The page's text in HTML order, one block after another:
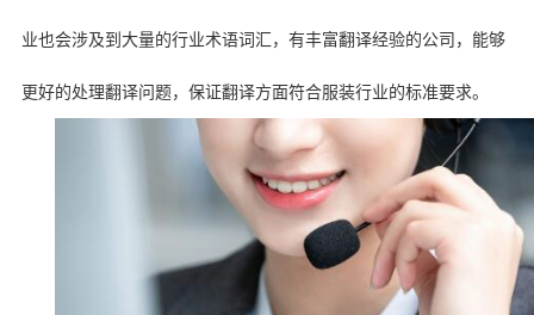
业也会涉及到大量的行业术语词汇，有丰富翻译经验的公司，能够
更好的处理翻译问题，保证翻译方面符合服装行业的标准要求。